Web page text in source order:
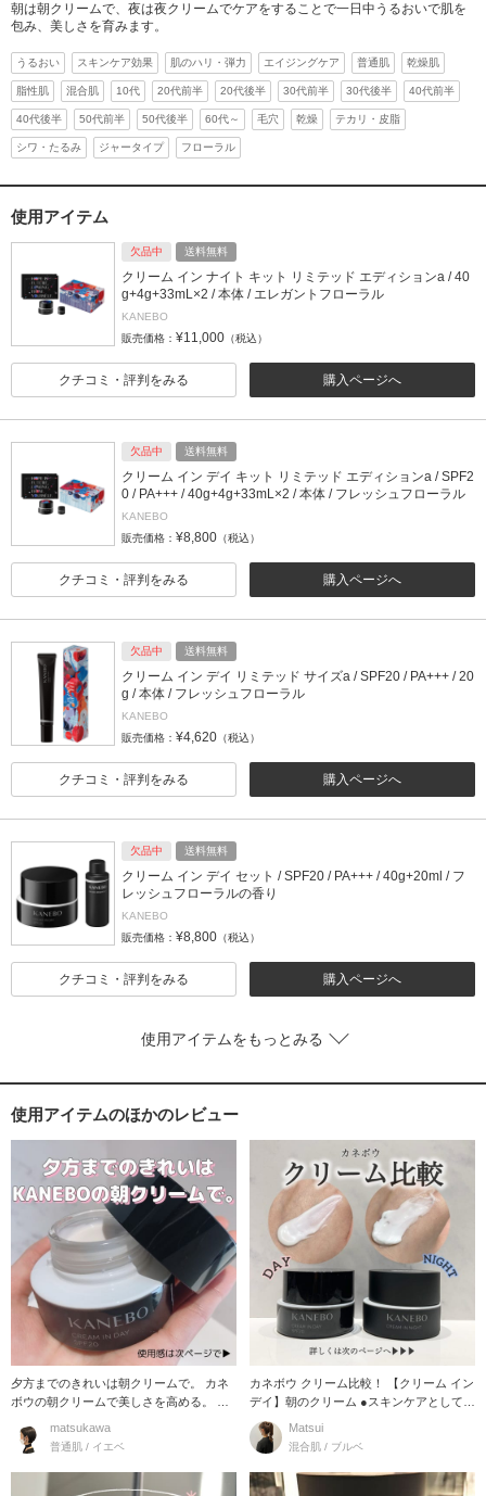
朝は朝クリームで、夜は夜クリームでケアをすることで一日中うるおいで肌を
包み、美しさを育みます。
うるおい スキンケア効果 肌のハリ・弾力 エイジングケア 普通肌 乾燥肌
脂性肌 混合肌 10代 20代前半 20代後半 30代前半 30代後半 40代前半
40代後半 50代前半 50代後半 60代～ 毛穴 乾燥 テカリ・皮脂
シワ・たるみ ジャータイプ フローラル
使用アイテム
欠品中 送料無料
クリーム イン ナイト キット リミテッド エディションa / 40
g+4g+33mL×2 / 本体 / エレガントフローラル
KANEBO
販売価格： ¥11,000 （税込）
購入ページへ
クチコミ・評判をみる
欠品中 送料無料
クリーム イン デイ キット リミテッド エディションa / SPF2
0 / PA+++ / 40g+4g+33mL×2 / 本体 / フレッシュフローラル
KANEBO
販売価格： ¥8,800 （税込）
購入ページへ
クチコミ・評判をみる
欠品中 送料無料
クリーム イン デイ リミテッド サイズa / SPF20 / PA+++ / 20
g / 本体 / フレッシュフローラル
KANEBO
販売価格： ¥4,620 （税込）
購入ページへ
クチコミ・評判をみる
欠品中 送料無料
クリーム イン デイ セット / SPF20 / PA+++ / 40g+20ml / フ
レッシュフローラルの香り
KANEBO
販売価格： ¥8,800 （税込）
購入ページへ
クチコミ・評判をみる
使用アイテムをもっとみる
使用アイテムのほかのレビュー
夕方までのきれいは朝クリームで。 カネ
ボウの朝クリームで美しさを高める。 カ
matsukawa
普通肌 / イエベ
カネボウ クリーム比較！ 【クリーム イン
デイ】朝のクリーム ●スキンケアとして
日
Matsui
混合肌 / ブルベ